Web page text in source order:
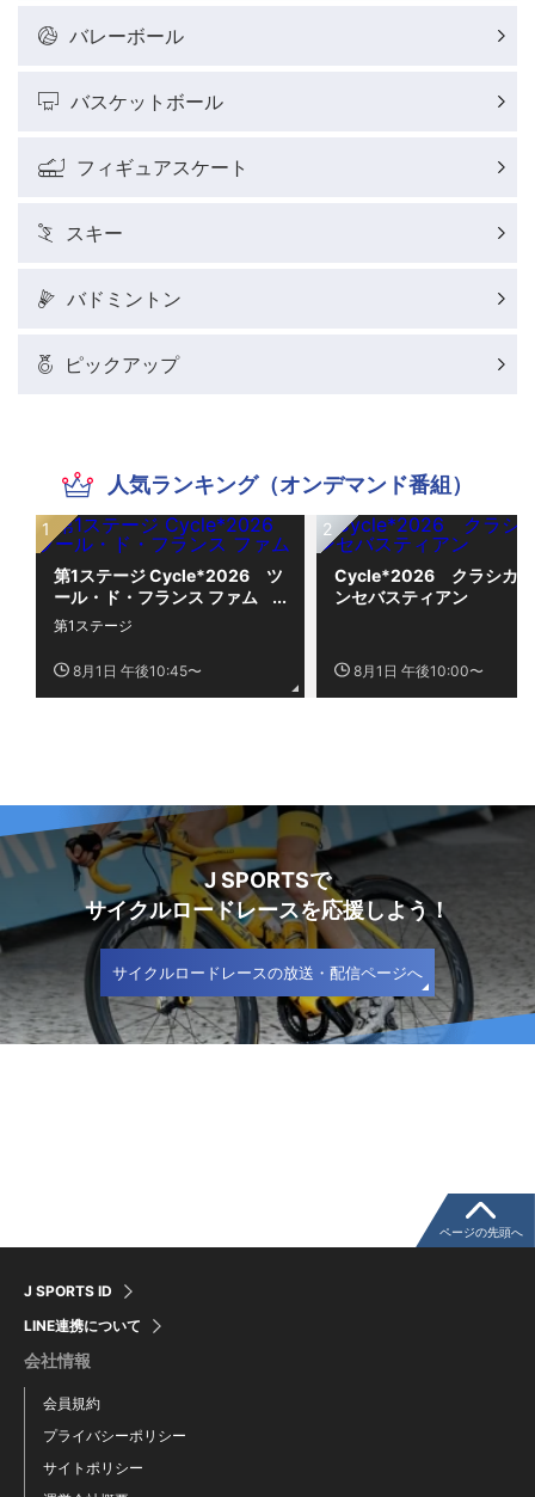
バレーボール
バスケットボール
フィギュアスケート
スキー
バドミントン
ピックアップ
人気ランキング（オンデマンド番組）
第1ステージ Cycle*2026 ツ
ール・ド・フランス ファム
8月1日 午後10:45〜
第1ステージ
Cycle*2026 クラシカ
ンセバスティアン
8月1日 午後10:00〜
J SPORTSで
サイクルロードレースを応援しよう！
サイクルロードレースの放送・配信ページへ
J SPORTS ID
LINE連携について
会社情報
会員規約
プライバシーポリシー
サイトポリシー
ページの先頭へ